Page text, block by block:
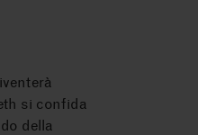
si confida
della